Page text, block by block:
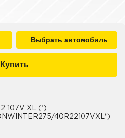
Выбрать автомобиль
Купить
107V XL (*)
40R22107VXL*)